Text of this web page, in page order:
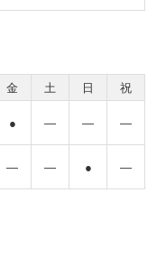
金 土 日
祝
● ― ― ―
― ― ● ―